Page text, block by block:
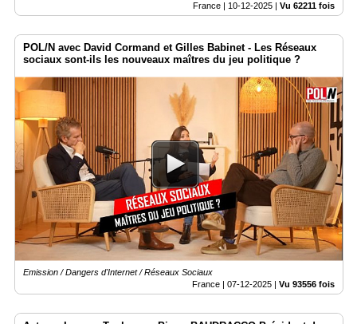
France | 10-12-2025 | Vu 62211 fois
POL/N avec David Cormand et Gilles Babinet - Les Réseaux
sociaux sont-ils les nouveaux maîtres du jeu politique ?
Emission / Dangers d'Internet / Réseaux Sociaux
France | 07-12-2025 Vu 93556 fois